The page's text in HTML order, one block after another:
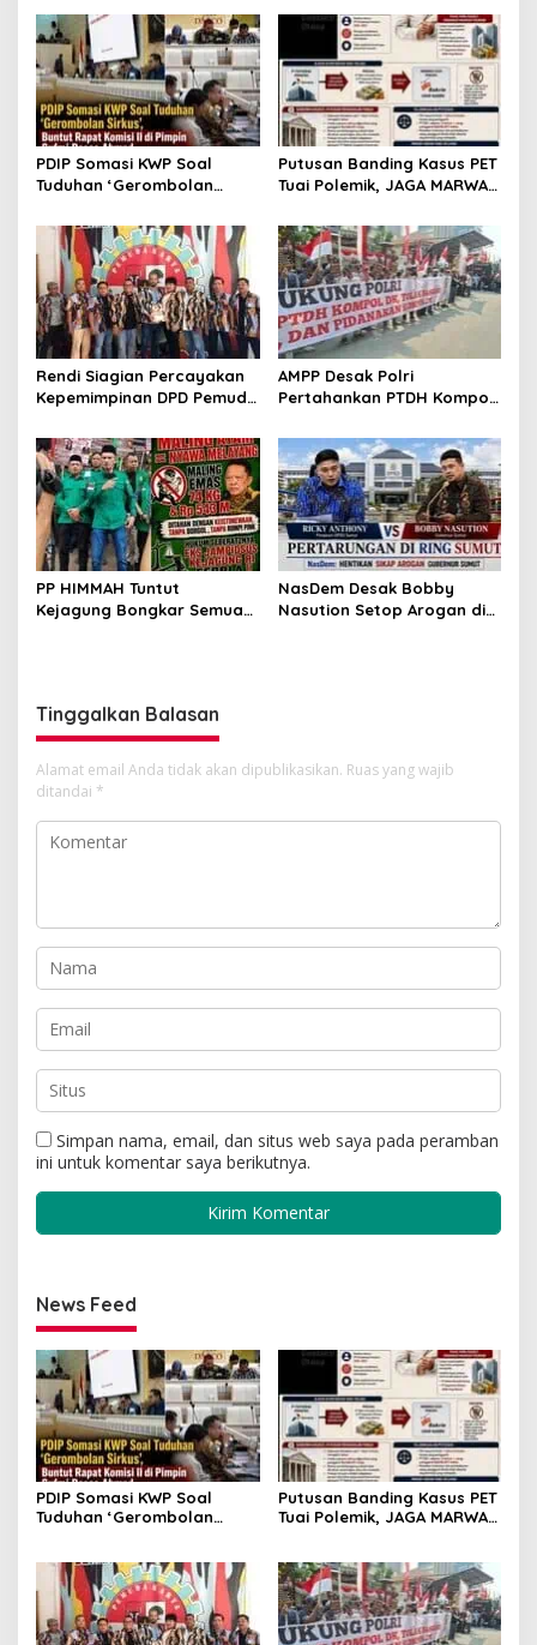
PDIP Somasi KWP Soal
Tuduhan ‘Gerombolan
Komisi II Dipimpin Sufmi
Dasco Ahmad
Putusan Banding Kasus PET
Tuai Polemik, JAGA MARWAH
Bakrie Group
Rendi Siagian Percayakan
Kepemimpinan DPD Pemuda
Medan kepada Josef
Sembiring
AMPP Desak Polri
Pertahankan PTDH Kompol
Banding
PP HIMMAH Tuntut
Kejagung Bongkar Semua
NasDem Desak Bobby
Nasution Setop Arogan di
Tinggalkan Balasan
Alamat email Anda tidak akan dipublikasikan. Ruas yang wajib
ditandai *
Simpan nama, email, dan situs web saya pada peramban
ini untuk komentar saya berikutnya.
News Feed
PDIP Somasi KWP Soal
Tuduhan ‘Gerombolan
Dasco Ahmad
Putusan Banding Kasus PET
Tuai Polemik, JAGA MARWAH